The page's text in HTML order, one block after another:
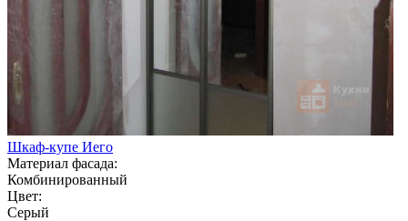
Шкаф-купе Иего
Материал фасада:
Комбинированный
Цвет:
Серый